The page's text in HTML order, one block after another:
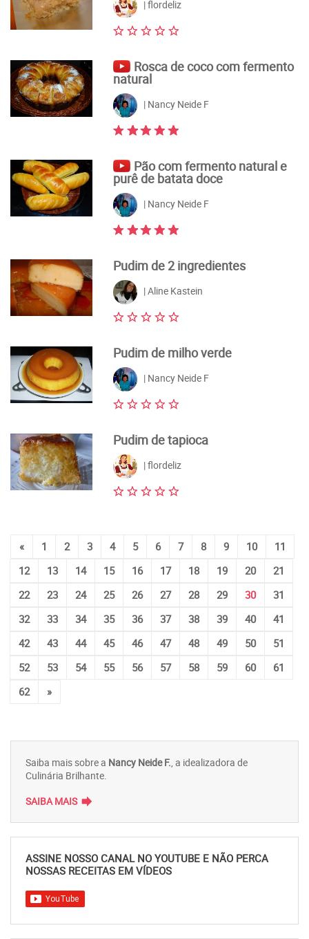
| flordeliz
Rosca de coco com fermento
natural
| Nancy Neide F
Pão com fermento natural e
purê de batata doce
| Nancy Neide F
Pudim de 2 ingredientes
| Aline Kastein
Pudim de milho verde
| Nancy Neide F
Pudim de tapioca
| flordeliz
« 1 2 3 4 5 6 7 8 9 10
11
12
13 14 15 16 17 18 19 20
21
22
23 24 25 26 27 28 29 30
31
32
33 34 35 36 37 38 39 40
41
42
43 44 45 46 47 48 49 50
51
52
53 54 55 56 57 58 59 60
61
62
»
Saiba mais sobre a Nancy Neide F., a idealizadora de
Culinária Brilhante.
SAIBA MAIS forward
ASSINE NOSSO CANAL NO YOUTUBE E NÃO PERCA
NOSSAS RECEITAS EM VÍDEOS